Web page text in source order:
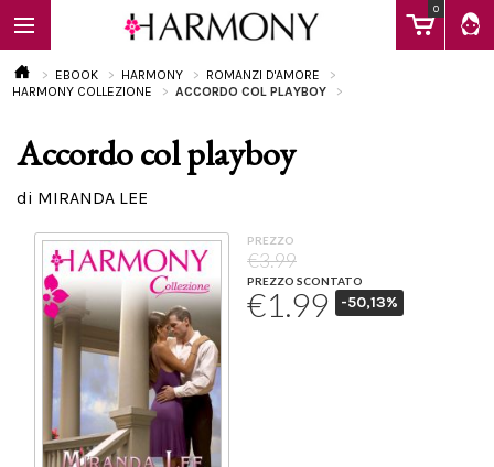
0
EBOOK
Calendario
EBOOK HARMONY
ROMANZI D'AMORE
HARMONY COLLEZIONE
ACCORDO COL PLAYBOY
Accordo col playboy
di MIRANDA LEE
PREZZO
€3.99
PREZZO SCONTATO
€1.99 -50,13%